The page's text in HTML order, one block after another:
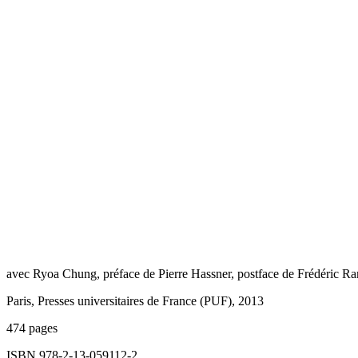
avec Ryoa Chung, préface de Pierre Hassner, postface de Frédéric
Paris, Presses universitaires de France (PUF), 2013
474 pages